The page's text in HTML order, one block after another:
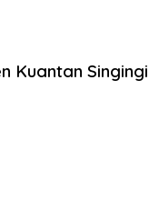
Kuantan Singingi